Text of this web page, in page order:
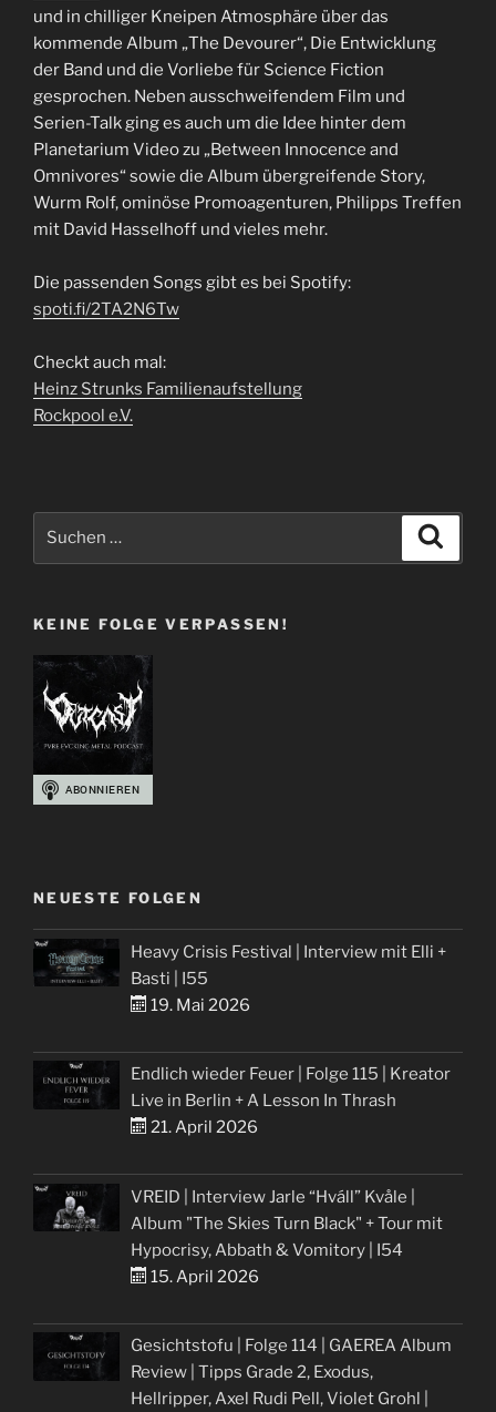
und in chilliger Kneipen Atmosphäre über das
kommende Album „The Devourer“, Die Entwicklung
der Band und die Vorliebe für Science Fiction
gesprochen. Neben ausschweifendem Film und
Serien-Talk ging es auch um die Idee hinter dem
Planetarium Video zu „Between Innocence and
Omnivores“ sowie die Album übergreifende Story,
Wurm Rolf, ominöse Promoagenturen, Philipps Treffen
mit David Hasselhoff und vieles mehr.
Die passenden Songs gibt es bei Spotify:
spoti.fi/2TA2N6Tw
Checkt auch mal:
Heinz Strunks Familienaufstellung
Rockpool e.V.
KEINE FOLGE VERPASSEN!
NEUESTE FOLGEN
Heavy Crisis Festival | Interview mit Elli +
Basti | I55
19. Mai 2026
Endlich wieder Feuer | Folge 115 | Kreator
Live in Berlin + A Lesson In Thrash
21. April 2026
VREID | Interview Jarle “Hváll” Kvåle |
Album "The Skies Turn Black" + Tour mit
Hypocrisy, Abbath & Vomitory | I54
15. April 2026
Gesichtstofu | Folge 114 | GAEREA Album
Review | Tipps Grade 2, Exodus,
Hellripper, Axel Rudi Pell, Violet Grohl |